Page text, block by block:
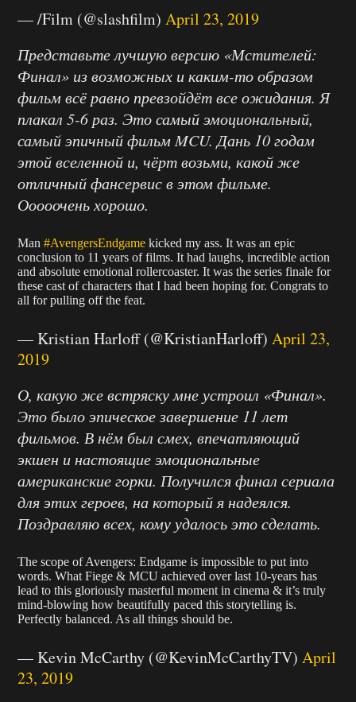
— /Film (@slashfilm) April 23, 2019
Представьте лучшую версию «Мстителей:
Финал» из возможных и каким-то образом
фильм всё равно превзойдёт все ожидания. Я
плакал 5-6 раз. Это самый эмоциональный,
самый эпичный фильм MCU. Дань 10 годам
этой вселенной и, чёрт возьми, какой же
отличный фансервис в этом фильме.
Ооооочень хорошо.
Man #AvengersEndgame kicked my ass. It was an epic
conclusion to 11 years of films. It had laughs, incredible action
and absolute emotional rollercoaster. It was the series finale for
these cast of characters that I had been hoping for. Congrats to
all for pulling off the feat.
— Kristian Harloff (@KristianHarloff) April 23,
2019
О, какую же встряску мне устроил «Финал».
Это было эпическое завершение 11 лет
фильмов. В нём был смех, впечатляющий
экшен и настоящие эмоциональные
американские горки. Получился финал сериала
для этих героев, на который я надеялся.
Поздравляю всех, кому удалось это сделать.
The scope of Avengers: Endgame is impossible to put into
words. What Fiege & MCU achieved over last 10-years has
lead to this gloriously masterful moment in cinema & it’s truly
mind-blowing how beautifully paced this storytelling is.
Perfectly balanced. As all things should be.
— Kevin McCarthy (@KevinMcCarthyTV) April
23, 2019